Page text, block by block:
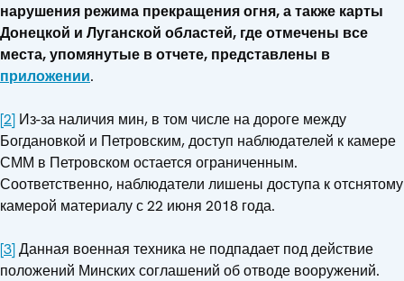
нарушения режима прекращения огня, а также карты
Донецкой и Луганской областей, где отмечены все
места, упомянутые в отчете, представлены в
приложении.
[2] Из-за наличия мин, в том числе на дороге между
Богдановкой и Петровским, доступ наблюдателей к камере
СММ в Петровском остается ограниченным.
Соответственно, наблюдатели лишены доступа к отснятому
камерой материалу с 22 июня 2018 года.
[3]Данная военная техника не подпадает под действие
положений Минских соглашений об отводе вооружений.